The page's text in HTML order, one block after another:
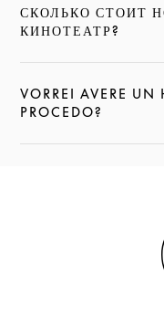
СКОЛЬКО СТОИТ
КИНОТЕАТР?
НАЖМИТЕ, ЧТОБЫ
VORREI AVERE UN
PROCEDO?
НАЖМИТЕ, ЧТОБЫ